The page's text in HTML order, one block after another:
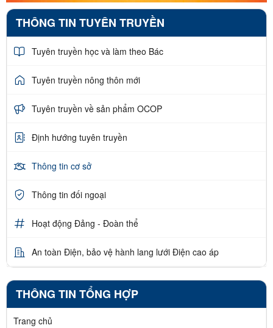
THÔNG TIN TUYÊN TRUYỀN
Tuyên truyền học và làm theo Bác
Tuyên truyền nông thôn mới
Tuyên truyền về sản phẩm OCOP
Định hướng tuyên truyền
Thông tin cơ sở
Thông tin đối ngoại
Hoạt động Đảng - Đoàn thể
An toàn Điện, bảo vệ hành lang lưới Điện cao áp
THÔNG TIN TỔNG HỢP
Trang chủ